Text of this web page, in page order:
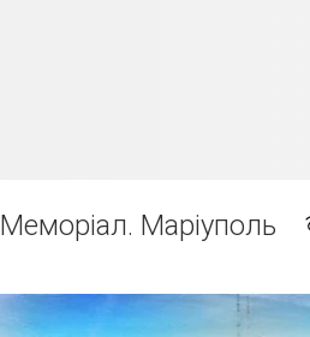
Меморіал. Маріуполь